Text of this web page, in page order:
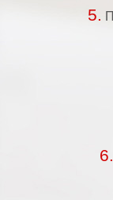
5.
6.